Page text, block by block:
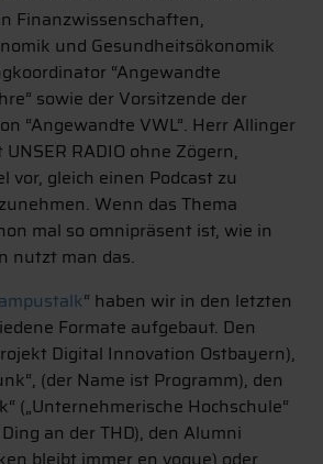
Finanzwissenschaften,
und Gesundheitsökonomik
“Angewandte
sowie der Vorsitzende der
“Angewandte VWL”. Herr Allinger
RADIO ohne Zögern,
vor, gleich einen Podcast zu
Wenn das Thema
mal so omnipräsent ist, wie in
nutzt man das.
“ haben wir in den letzten
Formate aufgebaut. Den
Digital Innovation Ostbayern),
(der Name ist Programm), den
(„Unternehmerische Hochschule“
an der THD), den Alumni